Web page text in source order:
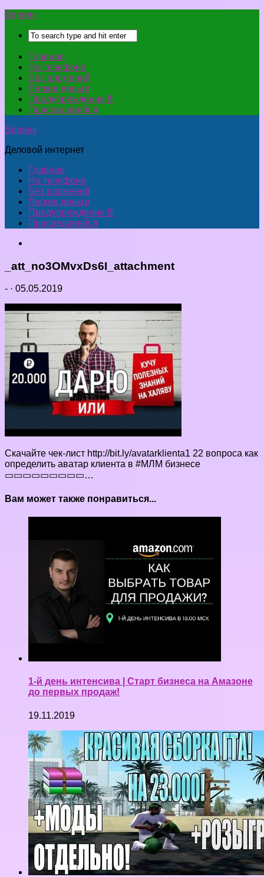
Верняк
Главная
На телефоне
Без вложений
Легкие деньги
Предупреждение !!!
Присоединяйся
Верняк
Деловой интернет
Главная
На телефоне
Без вложений
Легкие деньги
Предупреждение !!!
Присоединяйся
_att_no3OMvxDs6I_attachment
- · 05.05.2019
Скачайте чек-лист http://bit.ly/avatarklienta1 22 вопроса как
определить аватар клиента в #МЛМ бизнесе
▭▭▭▭▭▭▭▭▭…
Вам может также понравиться...
1-й день интенсива | Старт бизнеса на Амазоне
до первых продаж!
19.11.2019